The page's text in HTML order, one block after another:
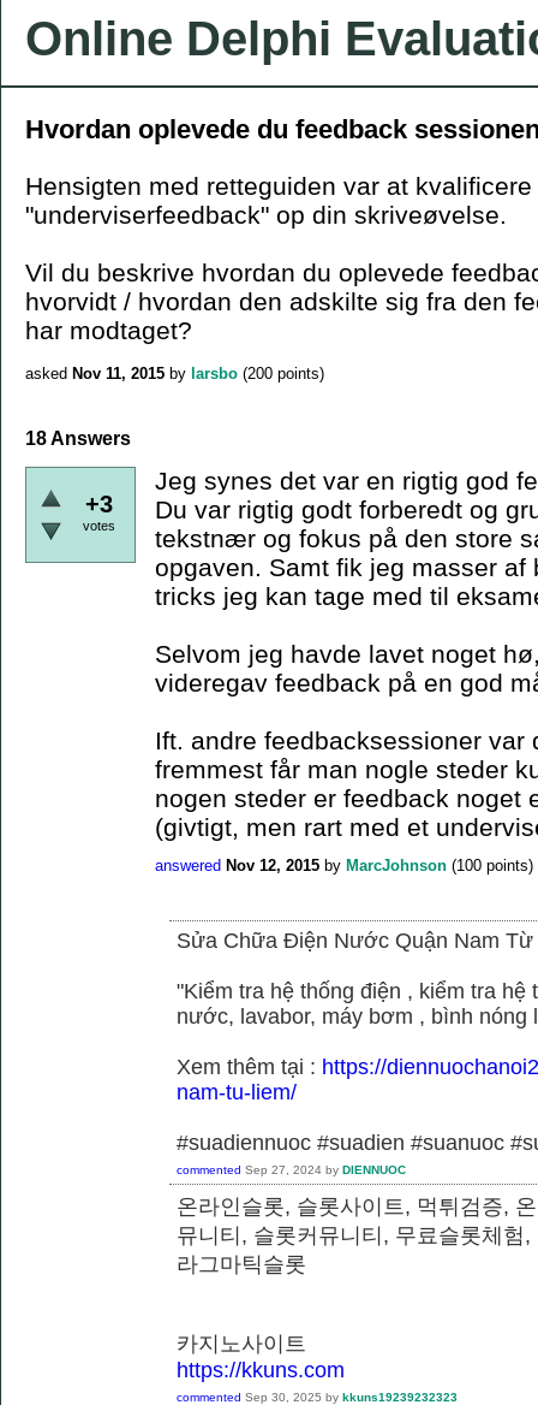
Online Delphi
Hvordan oplevede du feedback
Hensigten med retteguiden var at kvalificere
"underviserfeedback" op din skriveøvelse.
Vil du beskrive hvordan du oplevede
hvorvidt / hvordan den adskilte sig fra den
har modtaget?
asked Nov 11, 2015 by larsbo (200 points)
18 Answers
+3
votes
Jeg synes det var en rigtig god
Du var rigtig godt forberedt og
tekstnær og fokus på den store
opgaven. Samt fik jeg masser af
tricks jeg kan tage med til
Selvom jeg havde lavet noget
videregav feedback på en god
Ift. andre feedbacksessioner
fremmest får man nogle steder
nogen steder er feedback noget
(givtigt, men rart med et
answered Nov 12, 2015 by MarcJohnson (100 points)
Sửa Chữa Điện Nước Quận Nam Từ
"Kiểm tra hệ thống điện , kiểm tra
nước, lavabor, máy bơm , bình nóng
Xem thêm tại : https://
nam-tu-liem/
#suadiennuoc #suadien #suanuoc
commented Sep 27, 2024 by DIENNUOC
온라인슬롯, 슬롯사이트, 먹튀검증,
뮤니티, 슬롯커뮤니티, 무료슬롯체험
라그마틱슬롯
카지노사이트
https://kkuns.com
commented Sep 30, 2025 by kkuns19239232323